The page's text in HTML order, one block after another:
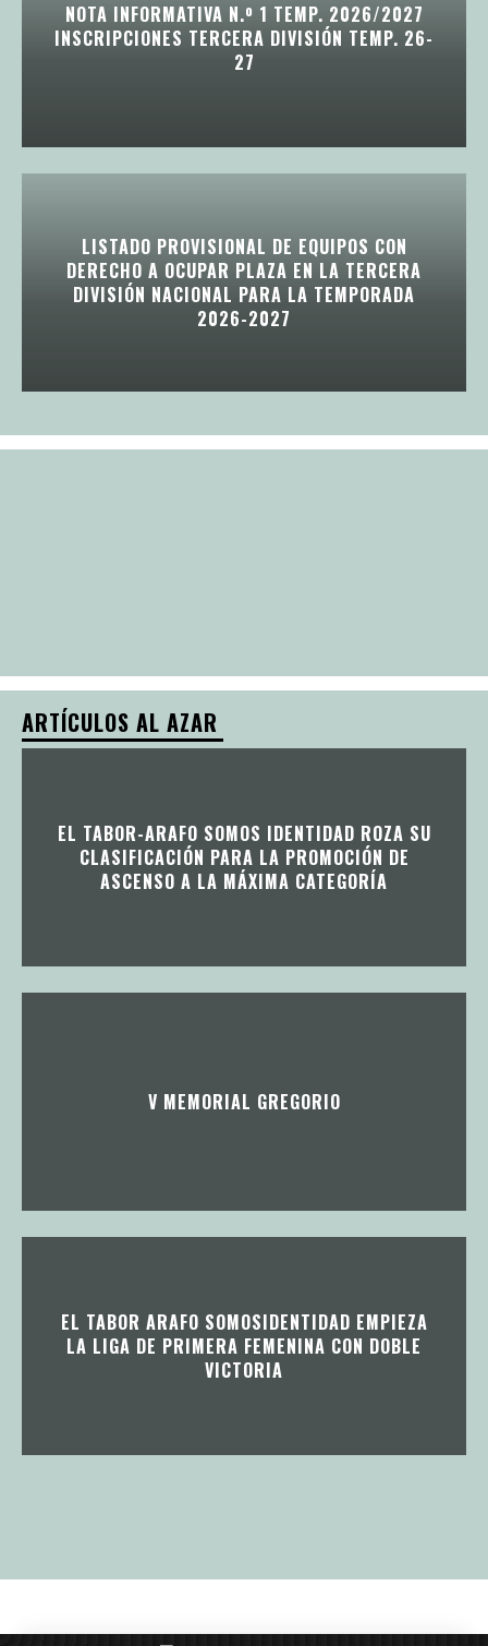
NOTA INFORMATIVA N.º 1 TEMP. 2026/2027
INSCRIPCIONES TERCERA DIVISIÓN TEMP. 26-
27
LISTADO PROVISIONAL DE EQUIPOS CON
DERECHO A OCUPAR PLAZA EN LA TERCERA
DIVISIÓN NACIONAL PARA LA TEMPORADA
2026-2027
ARTÍCULOS AL AZAR
EL TABOR-ARAFO SOMOS IDENTIDAD ROZA SU
CLASIFICACIÓN PARA LA PROMOCIÓN DE
ASCENSO A LA MÁXIMA CATEGORÍA
V MEMORIAL GREGORIO
EL TABOR ARAFO SOMOSIDENTIDAD EMPIEZA
LA LIGA DE PRIMERA FEMENINA CON DOBLE
VICTORIA